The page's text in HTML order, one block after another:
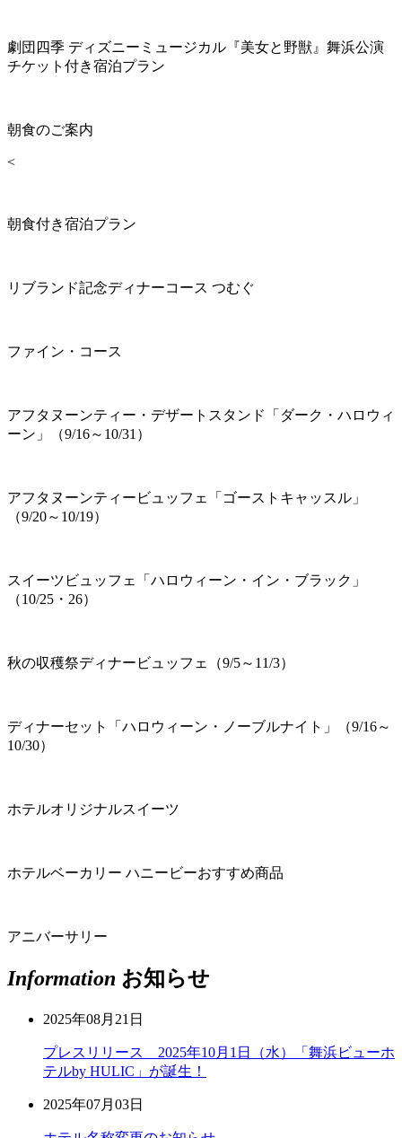
劇団四季 ディズニーミュージカル『美女と野獣』舞浜公演
チケット付き宿泊プラン
朝食のご案内
<
朝食付き宿泊プラン
リブランド記念ディナーコース つむぐ
ファイン・コース
アフタヌーンティー・デザートスタンド「ダーク・ハロウィ
ーン」（9/16～10/31）
アフタヌーンティービュッフェ「ゴーストキャッスル」
（9/20～10/19）
スイーツビュッフェ「ハロウィーン・イン・ブラック」
（10/25・26）
秋の収穫祭ディナービュッフェ（9/5～11/3）
ディナーセット「ハロウィーン・ノーブルナイト」（9/16～
10/30）
ホテルオリジナルスイーツ
ホテルベーカリー ハニービーおすすめ商品
アニバーサリー
Information お知らせ
2025年08月21日
プレスリリース 2025年10月1日（水）「舞浜ビューホ
テルby HULIC」が誕生！
2025年07月03日